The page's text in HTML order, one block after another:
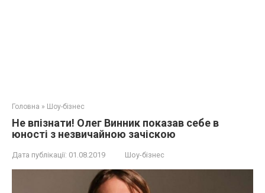
Головна » Шоу-бізнес
Не впізнати! Олег Винник показав себе в
юності з незвичайною зачіскою
Дата публікації: 01.08.2019 Шоу-бізнес